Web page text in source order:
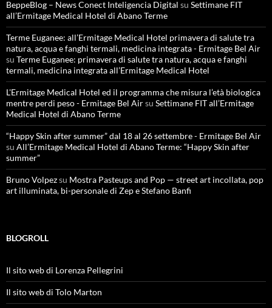
BeppeBlog – News Conect Inteligencia Digital su Settimane FIT
all’Ermitage Medical Hotel di Abano Terme
Terme Euganee: all’Ermitage Medical Hotel primavera di salute tra
natura, acqua e fanghi termali, medicina integrata - Ermitage Bel Air
su Terme Euganee: primavera di salute tra natura, acqua e fanghi
termali, medicina integrata all’Ermitage Medical Hotel
L'Ermitage Medical Hotel ed il programma che misura l’età biologica
mentre perdi peso - Ermitage Bel Airsu Settimane FIT all’Ermitage
Medical Hotel di Abano Terme
“Happy Skin after summer” dal 18 al 26 settembre - Ermitage Bel Air
su All’Ermitage Medical Hotel di Abano Terme: “Happy Skin after
summer”
Bruno Volpezsu Mostra Pasteups and Pop — street art incollata, pop
art illuminata, bi-personale di Zep e Stefano Banfi
BLOGROLL
Il sito web di Lorenza Pellegrini
Il sito web di Tolo Marton